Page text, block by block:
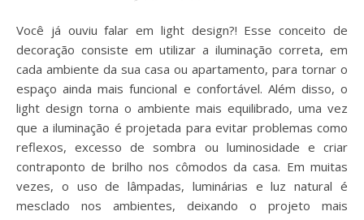
Você já ouviu falar em light design?! Esse conceito de
decoração consiste em utilizar a iluminação correta, em
cada ambiente da sua casa ou apartamento, para tornar o
espaço ainda mais funcional e confortável. Além disso, o
light design torna o ambiente mais equilibrado, uma vez
que a iluminação é projetada para evitar problemas como
reflexos, excesso de sombra ou luminosidade e criar
contraponto de brilho nos cômodos da casa. Em muitas
vezes, o uso de lâmpadas, luminárias e luz natural é
mesclado nos ambientes, deixando o projeto mais